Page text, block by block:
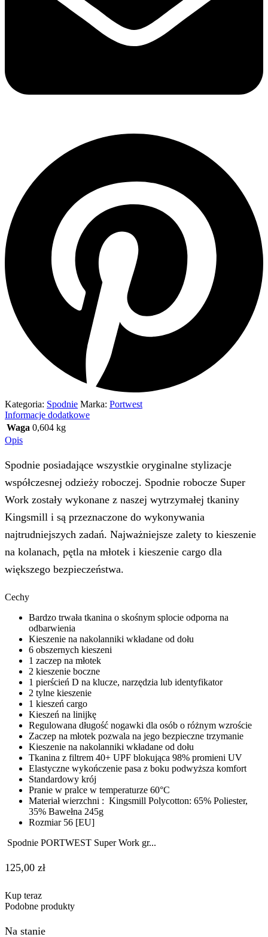
Kategoria: Spodnie Marka: Portwest
Informacje dodatkowe
Waga 0,604 kg
Opis
Spodnie posiadające wszystkie oryginalne stylizacje
współczesnej odzieży roboczej. Spodnie robocze Super
Work zostały wykonane z naszej wytrzymałej tkaniny
Kingsmill i są przeznaczone do wykonywania
najtrudniejszych zadań. Najważniejsze zalety to kieszenie
na kolanach, pętla na młotek i kieszenie cargo dla
większego bezpieczeństwa.
Cechy
Bardzo trwała tkanina o skośnym splocie odporna na
odbarwienia
Kieszenie na nakolanniki wkładane od dołu
6 obszernych kieszeni
1 zaczep na młotek
2 kieszenie boczne
1 pierścień D na klucze, narzędzia lub identyfikator
2 tylne kieszenie
1 kieszeń cargo
Kieszeń na linijkę
Regulowana długość nogawki dla osób o różnym wzroście
Zaczep na młotek pozwala na jego bezpieczne trzymanie
Kieszenie na nakolanniki wkładane od dołu
Tkanina z filtrem 40+ UPF blokująca 98% promieni UV
Elastyczne wykończenie pasa z boku podwyższa komfort
Standardowy krój
Pranie w pralce w temperaturze 60°C
Materiał wierzchni : Kingsmill Polycotton: 65% Poliester,
35% Bawełna 245g
Rozmiar 56 [EU]
Spodnie PORTWEST Super Work gr...
125,00 zł
Kup teraz
Podobne produkty
Na stanie